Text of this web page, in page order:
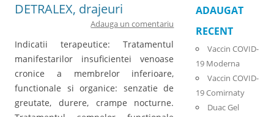
DETRALEX, drajeuri
Adauga un comentariu
Indicatii terapeutice: Tratamentul
manifestarilor insuficientei venoase
cronice a membrelor inferioare,
functionale si organice: senzatie de
greutate, durere, crampe nocturne.
ADAUGAT
RECENT
Vaccin COVID-
19 Moderna
Vaccin COVID-
19 Comirnaty
Duac Gel